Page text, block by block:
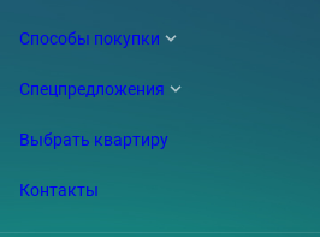
Способы покупки
Спецпредложения
Выбрать квартиру
Контакты